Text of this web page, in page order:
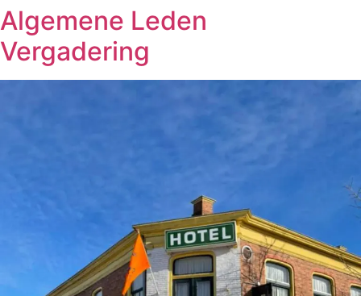
Algemene Leden
Vergadering